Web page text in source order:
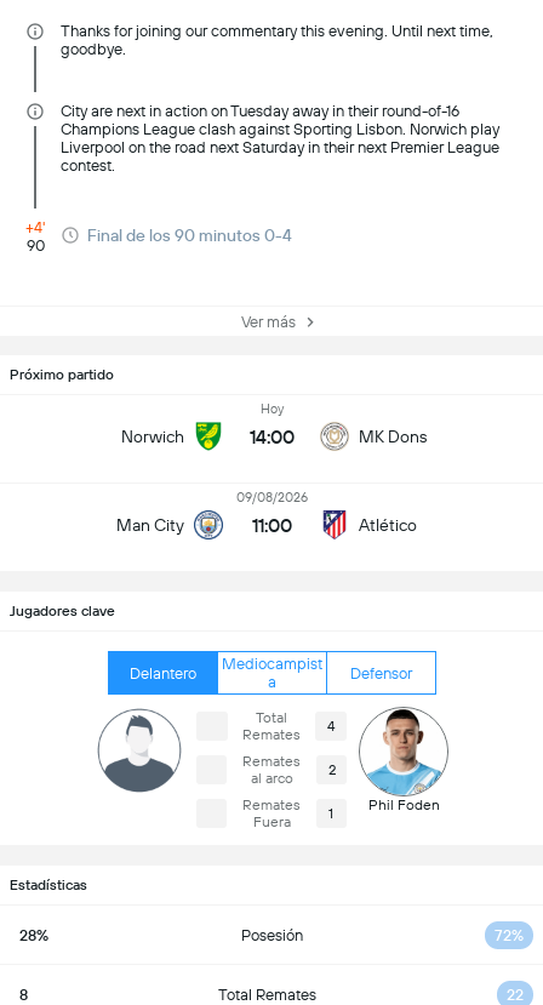
Thanks for joining our commentary this evening. Until next time,
goodbye.
City are next in action on Tuesday away in their round-of-16
Champions League clash against Sporting Lisbon. Norwich play
Liverpool on the road next Saturday in their next Premier League
contest.
+4'
90
Final de los 90 minutos 0-4
Ver más
Próximo partido
Norwich
Hoy
14:00 MK Dons
Man City
09/08/2026
11:00 Atlético
Jugadores clave
Delantero
Mediocampist
a
Defensor
Total
Remates
4
Remates
al arco
2
Remates
Fuera
1 Phil Foden
Estadísticas
28% Posesión 72%
8 Total Remates 22